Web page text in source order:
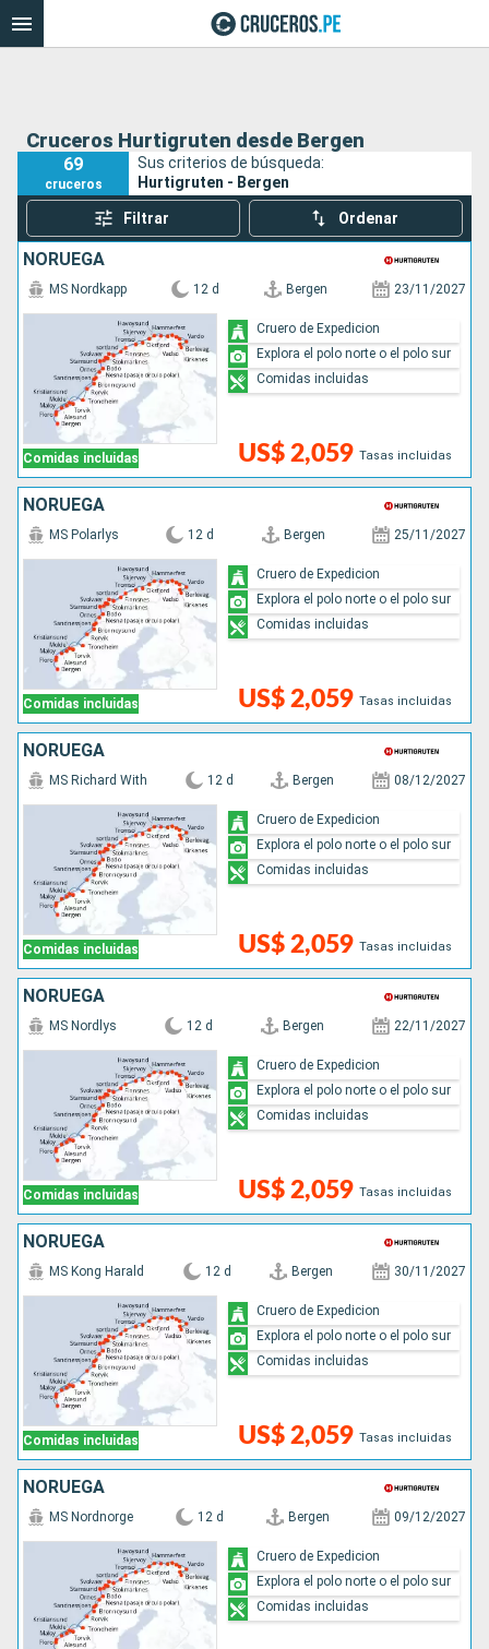
Cruceros Hurtigruten desde Bergen
69
cruceros
Sus criterios de búsqueda:
Hurtigruten - Bergen
Filtrar Ordenar
NORUEGA
Comidas incluidas
MS Nordkapp 12 d Bergen 23/11/2027
US$ 2,059 Tasas incluidas
Cruero de Expedicion
Explora el polo norte o el polo sur
Comidas incluidas
NORUEGA
Comidas incluidas
MS Polarlys 12 d Bergen 25/11/2027
US$ 2,059 Tasas incluidas
Cruero de Expedicion
Explora el polo norte o el polo sur
Comidas incluidas
NORUEGA
Comidas incluidas
MS Richard With 12 d Bergen 08/12/2027
US$ 2,059 Tasas incluidas
Cruero de Expedicion
Explora el polo norte o el polo sur
Comidas incluidas
NORUEGA
Comidas incluidas
MS Nordlys 12 d Bergen 22/11/2027
US$ 2,059 Tasas incluidas
Cruero de Expedicion
Explora el polo norte o el polo sur
Comidas incluidas
NORUEGA
Comidas incluidas
MS Kong Harald 12 d Bergen 30/11/2027
US$ 2,059 Tasas incluidas
Cruero de Expedicion
Explora el polo norte o el polo sur
Comidas incluidas
NORUEGA
MS Nordnorge 12 d Bergen 09/12/2027
Cruero de Expedicion
Explora el polo norte o el polo sur
Comidas incluidas